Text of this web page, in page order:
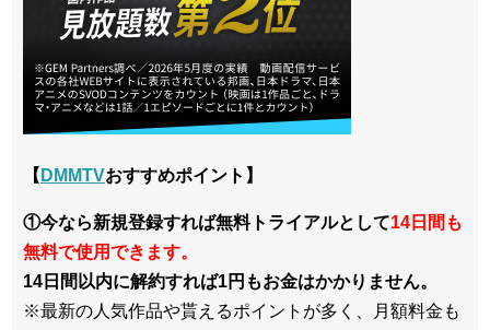
【 DMMTVおすすめポイント】
①今なら新規登録すれば無料トライアルとして14日間も
無料で使用できます。
14日間以内に解約すれば1円もお金はかかりません。
※最新の人気作品や貰えるポイントが多く、月額料金も